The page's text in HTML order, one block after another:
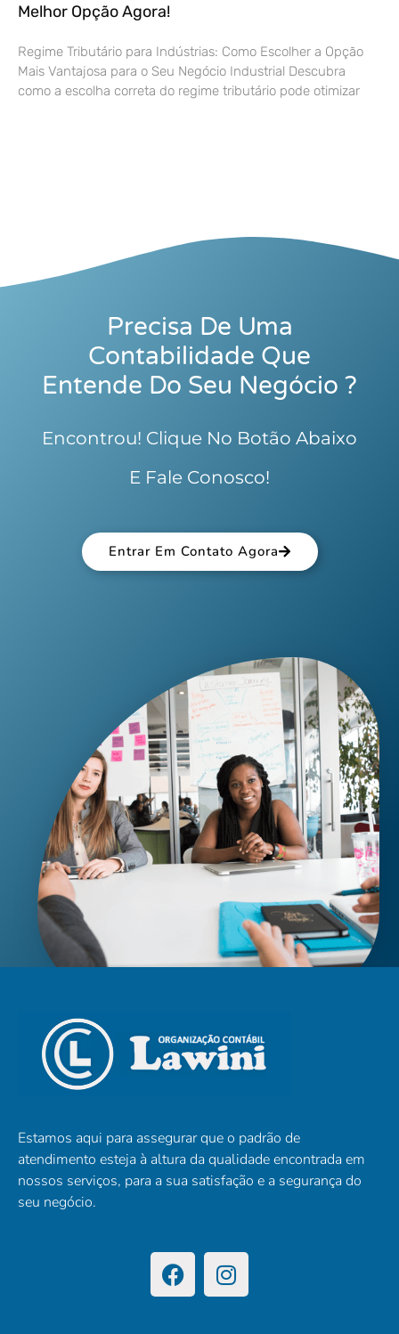
Melhor Opção Agora!
Regime Tributário para Indústrias: Como Escolher a Opção
Mais Vantajosa para o Seu Negócio Industrial Descubra
como a escolha correta do regime tributário pode otimizar
Precisa De Uma
Contabilidade Que
Entende Do Seu Negócio ?
Encontrou! Clique No Botão Abaixo
E Fale Conosco!
Entrar Em Contato Agora
Estamos aqui para assegurar que o padrão de
atendimento esteja à altura da qualidade encontrada em
nossos serviços, para a sua satisfação e a segurança do
seu negócio.